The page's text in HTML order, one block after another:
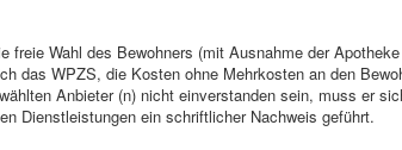
freie Wahl des Bewohners (mit Ausnahme der
das WPZS, die Kosten ohne Mehrkosten an den
Anbieter (n) nicht einverstanden sein, muss er
Dienstleistungen ein schriftlicher Nachweis geführt.